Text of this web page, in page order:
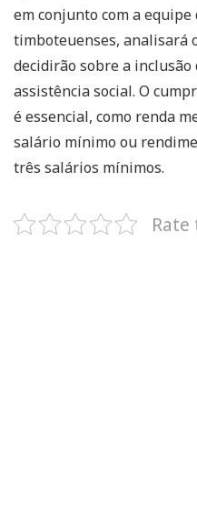
em conjunto com a
timboteuenses, analisará
decidirão sobre a
assistência social. O
é essencial, como renda
salário mínimo ou
três salários mínimos.